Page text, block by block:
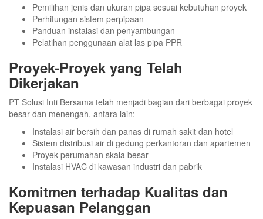
Pemilihan jenis dan ukuran pipa sesuai kebutuhan proyek
Perhitungan sistem perpipaan
Panduan instalasi dan penyambungan
Pelatihan penggunaan alat las pipa PPR
Proyek-Proyek yang Telah
Dikerjakan
PT Solusi Inti Bersama telah menjadi bagian dari berbagai proyek
besar dan menengah, antara lain:
Instalasi air bersih dan panas di rumah sakit dan hotel
Sistem distribusi air di gedung perkantoran dan apartemen
Proyek perumahan skala besar
Instalasi HVAC di kawasan industri dan pabrik
Komitmen terhadap Kualitas dan
Kepuasan Pelanggan